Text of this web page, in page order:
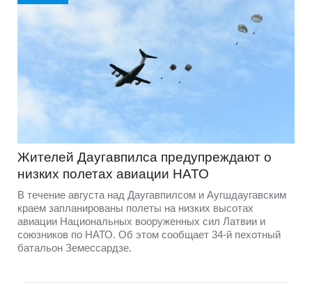
Жителей Даугавпилса предупреждают о
низких полетах авиации НАТО
В течение августа над Даугавпилсом и Аугшдаугавским
краем запланированы полеты на низких высотах
авиации Национальных вооруженных сил Латвии и
союзников по НАТО. Об этом сообщает 34-й пехотный
батальон Земессардзе.